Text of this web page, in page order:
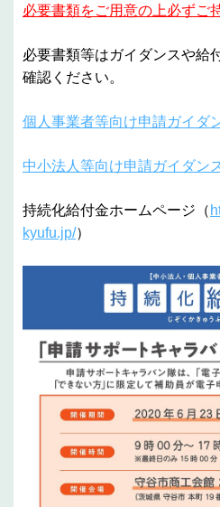
必要書類をご用意の上必ずご
必要書類等はガイダンスや給
確認ください。
個人事業者等向け申請ガイダ
中小法人等向け申請ガイダン
持続化給付金ホームページ（
kyufu.jp/）